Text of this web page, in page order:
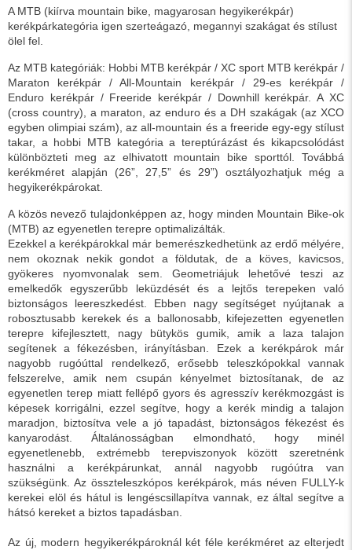
A MTB (kiírva mountain bike, magyarosan hegyikerékpár)
kerékpárkategória igen szerteágazó, megannyi szakágat és stílust
ölel fel.
Az MTB kategóriák: Hobbi MTB kerékpár / XC sport MTB kerékpár /
Maraton kerékpár / All-Mountain kerékpár / 29-es kerékpár /
Enduro kerékpár / Freeride kerékpár / Downhill kerékpár. A XC
(cross country), a maraton, az enduro és a DH szakágak (az XCO
egyben olimpiai szám), az all-mountain és a freeride egy-egy stílust
takar, a hobbi MTB kategória a tereptúrázást és kikapcsolódást
különbözteti meg az elhivatott mountain bike sporttól. Továbbá
kerékméret alapján (26”, 27,5” és 29”) osztályozhatjuk még a
hegyikerékpárokat.
A közös nevező tulajdonképpen az, hogy minden Mountain Bike-ok
(MTB) az egyenetlen terepre optimalizálták.
Ezekkel a kerékpárokkal már bemerészkedhetünk az erdő mélyére,
nem okoznak nekik gondot a földutak, de a köves, kavicsos,
gyökeres nyomvonalak sem. Geometriájuk lehetővé teszi az
emelkedők egyszerűbb leküzdését és a lejtős terepeken való
biztonságos leereszkedést. Ebben nagy segítséget nyújtanak a
robosztusabb kerekek és a ballonosabb, kifejezetten egyenetlen
terepre kifejlesztett, nagy bütykös gumik, amik a laza talajon
segítenek a fékezésben, irányításban. Ezek a kerékpárok már
nagyobb rugóúttal rendelkező, erősebb teleszkópokkal vannak
felszerelve, amik nem csupán kényelmet biztosítanak, de az
egyenetlen terep miatt fellépő gyors és agresszív kerékmozgást is
képesek korrigálni, ezzel segítve, hogy a kerék mindig a talajon
maradjon, biztosítva vele a jó tapadást, biztonságos fékezést és
kanyarodást. Általánosságban elmondható, hogy minél
egyenetlenebb, extrémebb terepviszonyok között szeretnénk
használni a kerékpárunkat, annál nagyobb rugóútra van
szükségünk. Az összteleszkópos kerékpárok, más néven FULLY-k
kerekei elöl és hátul is lengéscsillapítva vannak, ez által segítve a
hátsó kereket a biztos tapadásban.
Az új, modern hegyikerékpároknál két féle kerékméret az elterjedt